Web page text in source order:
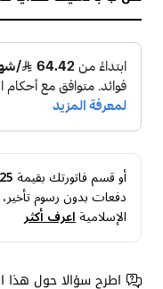
أو قسم فاتورتك بقيمة
دفعات بدون رسوم
الإسلاميةاعرف أكثر
اطرح سؤالا حول هذا